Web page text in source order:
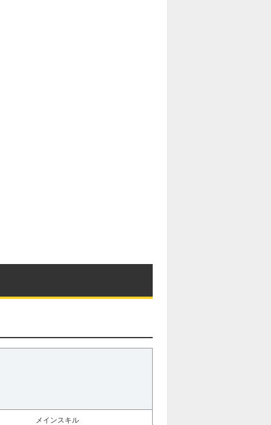
メインスキル